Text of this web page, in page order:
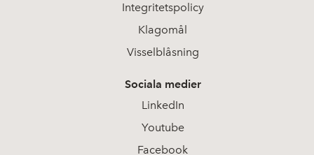
Integritetspolicy
Klagomål
Visselblåsning
Sociala medier
LinkedIn
Youtube
Facebook